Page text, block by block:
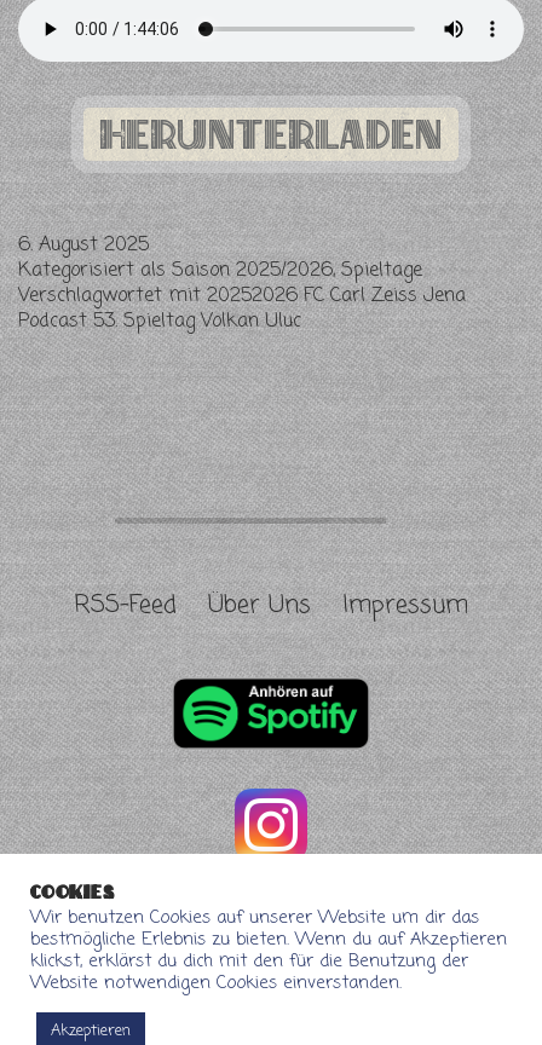
herunterladen
6. August 2025
Kategorisiert alsSaison 2025/2026,Spieltage
Verschlagwortet mit20252026 FC Carl Zeiss Jena
Podcast 53. Spieltag Volkan Uluc
RSS-Feed Über Uns Impressum
Cookies
Wir benutzen Cookies auf unserer Website um dir das
bestmögliche Erlebnis zu bieten. Wenn du auf Akzeptieren
klickst, erklärst du dich mit den für die Benutzung der
Website notwendigen Cookies einverstanden.
Akzeptieren